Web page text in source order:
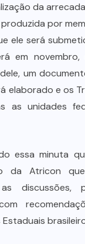
da
por
ele será
em
um
elaborado e os
as unidades
essa minuta
da Atricon que
discussões,